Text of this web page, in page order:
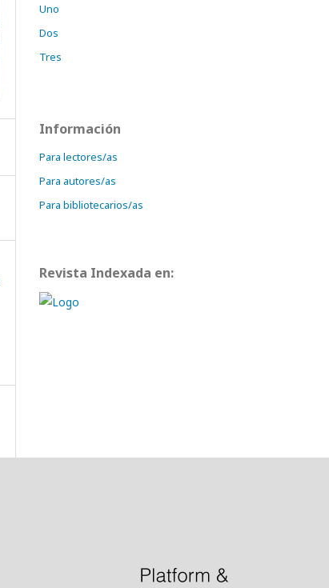
Uno
Dos
Tres
Información
Para lectores/as
Para autores/as
Para bibliotecarios/as
Revista Indexada en: